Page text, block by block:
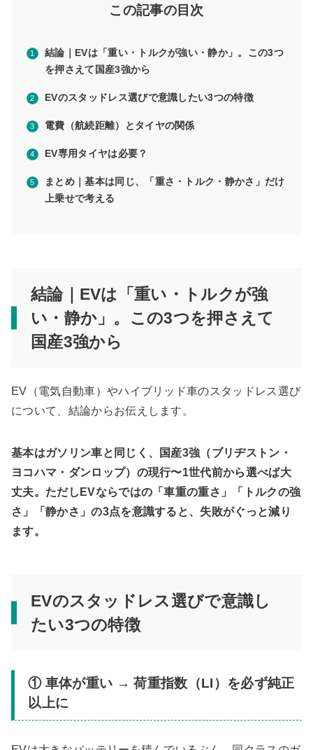
この記事の目次
結論｜EVは「重い・トルクが強い・静か」。この3つ
を押さえて国産3強から
EVのスタッドレス選びで意識したい3つの特徴
電費（航続距離）とタイヤの関係
EV専用タイヤは必要？
まとめ｜基本は同じ、「重さ・トルク・静かさ」だけ
上乗せで考える
結論｜EVは「重い・トルクが強
い・静か」。この3つを押さえて
国産3強から
EV（電気自動車）やハイブリッド車のスタッドレス選び
について、結論からお伝えします。
基本はガソリン車と同じく、国産3強（ブリヂストン・
ヨコハマ・ダンロップ）の現行〜1世代前から選べば大
丈夫。ただしEVならではの「車重の重さ」「トルクの強
さ」「静かさ」の3点を意識すると、失敗がぐっと減り
ます。
EVのスタッドレス選びで意識し
たい3つの特徴
① 車体が重い → 荷重指数（LI）を必ず純正
以上に